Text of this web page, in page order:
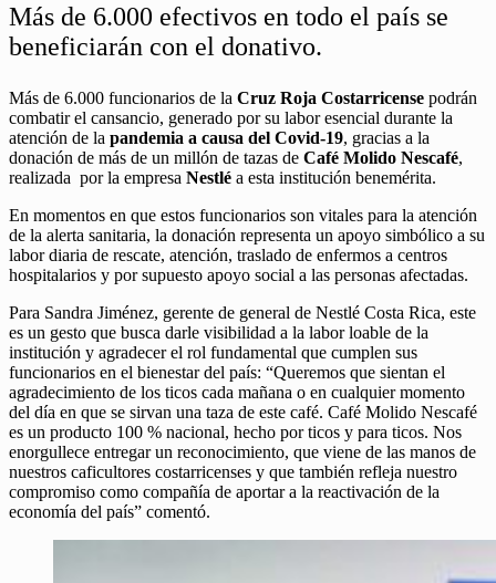
Más de 6.000 efectivos en todo el país se
beneficiarán con el donativo.
Más de 6.000 funcionarios de la Cruz Roja Costarricense podrán
combatir el cansancio, generado por su labor esencial durante la
atención de la pandemia a causa del Covid-19, gracias a la
donación de más de un millón de tazas de Café Molido Nescafé,
realizada por la empresa Nestlé a esta institución benemérita.
En momentos en que estos funcionarios son vitales para la atención
de la alerta sanitaria, la donación representa un apoyo simbólico a su
labor diaria de rescate, atención, traslado de enfermos a centros
hospitalarios y por supuesto apoyo social a las personas afectadas.
Para Sandra Jiménez, gerente de general de Nestlé Costa Rica, este
es un gesto que busca darle visibilidad a la labor loable de la
institución y agradecer el rol fundamental que cumplen sus
funcionarios en el bienestar del país: “Queremos que sientan el
agradecimiento de los ticos cada mañana o en cualquier momento
del día en que se sirvan una taza de este café. Café Molido Nescafé
es un producto 100 % nacional, hecho por ticos y para ticos. Nos
enorgullece entregar un reconocimiento, que viene de las manos de
nuestros caficultores costarricenses y que también refleja nuestro
compromiso como compañía de aportar a la reactivación de la
economía del país” comentó.